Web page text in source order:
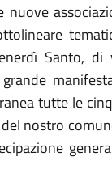
nuove
Santo, di
tutte le
nostro